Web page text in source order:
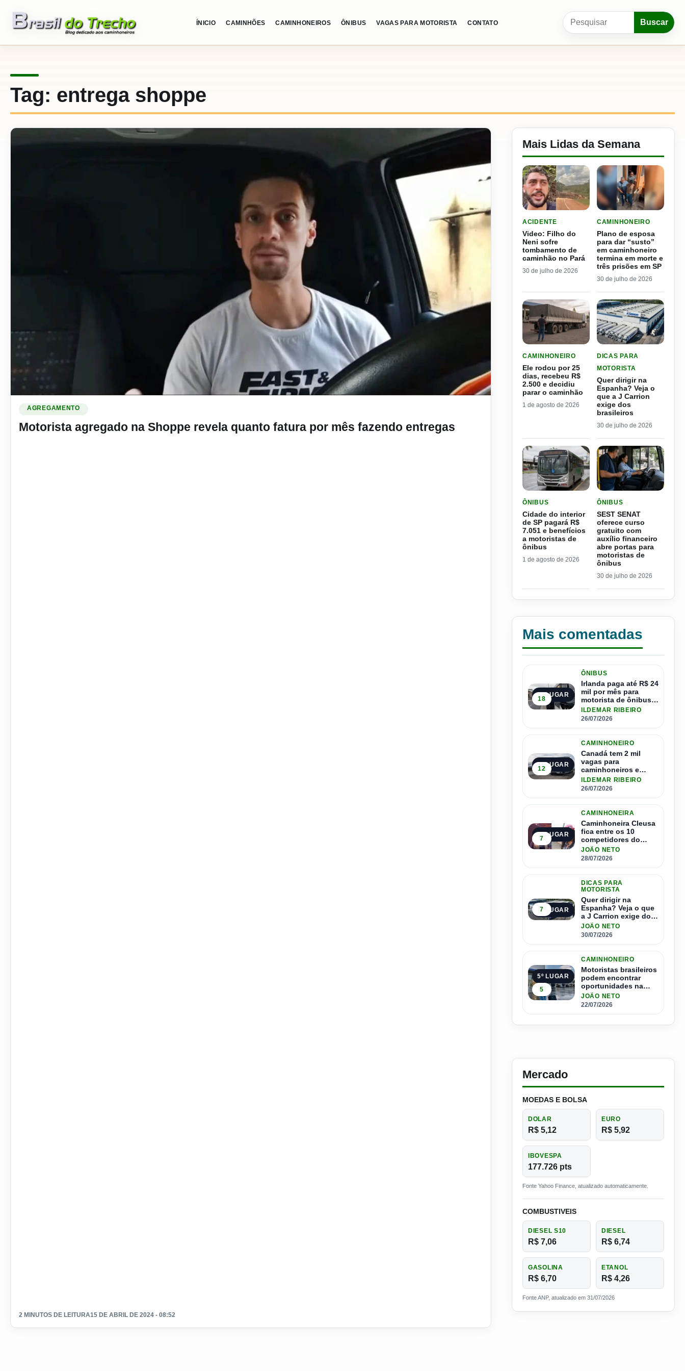
ÍNICIO CAMINHÕES CAMINHONEIROS ÔNIBUS VAGAS PARA MOTORISTA CONTATO
Pesquisar por:
Buscar
Tag: entrega shoppe
AGREGAMENTO
Motorista agregado na Shoppe revela quanto fatura por mês fazendo entregas
2 MINUTOS DE LEITURA15 DE ABRIL DE 2024 - 08:52
Mais Lidas da Semana
ACIDENTE
Video: Filho do
Neni sofre
tombamento de
caminhão no Pará
30 de julho de 2026
CAMINHONEIRO
Plano de esposa
para dar “susto”
em caminhoneiro
termina em morte e
três prisões em SP
30 de julho de 2026
CAMINHONEIRO
Ele rodou por 25
dias, recebeu R$
2.500 e decidiu
parar o caminhão
1 de agosto de 2026
DICAS PARA
MOTORISTA
Quer dirigir na
Espanha? Veja o
que a J Carrion
exige dos
brasileiros
30 de julho de 2026
ÔNIBUS
Cidade do interior
de SP pagará R$
7.051 e benefícios
a motoristas de
ônibus
1 de agosto de 2026
ÔNIBUS
SEST SENAT
oferece curso
gratuito com
auxílio financeiro
abre portas para
motoristas de
ônibus
30 de julho de 2026
Mais comentadas
1º LUGAR
18
ÔNIBUS
Irlanda paga até R$ 24
mil por mês para
motorista de ônibus e
pode contratar até
1.500 motoristas
ILDEMAR RIBEIRO
26/07/2026
2º LUGAR
12
CAMINHONEIRO
Canadá tem 2 mil
vagas para
caminhoneiros e
salário de até R$ 24
mil por mês
ILDEMAR RIBEIRO
26/07/2026
3º LUGAR
7
CAMINHONEIRA
Caminhoneira Cleusa
fica entre os 10
competidores do
Master Driver Brasil
JOÃO NETO
28/07/2026
4º LUGAR
7
DICAS PARA
MOTORISTA
Quer dirigir na
Espanha? Veja o que
a J Carrion exige dos
brasileiros
JOÃO NETO
30/07/2026
5º LUGAR
5
CAMINHONEIRO
Motoristas brasileiros
podem encontrar
oportunidades na
Espanha com salários
que passam de R$ 17
JOÃO NETO
22/07/2026
Mercado
MOEDAS E BOLSA
DOLAR
R$ 5,12
EURO
R$ 5,92
IBOVESPA
177.726 pts
Fonte Yahoo Finance, atualizado automaticamente.
COMBUSTIVEIS
DIESEL S10
R$ 7,06
DIESEL
R$ 6,74
GASOLINA
R$ 6,70
ETANOL
R$ 4,26
Fonte ANP, atualizado em 31/07/2026